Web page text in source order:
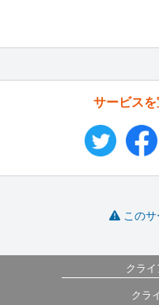
サービスを
この
クラ
クラ